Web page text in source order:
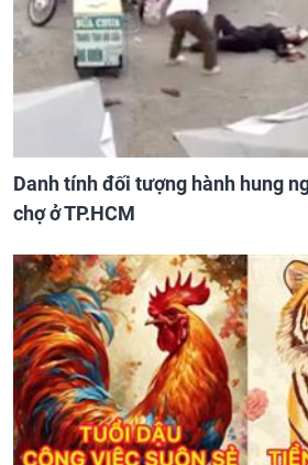
Danh tính đối tượng hành hung
chợ ở TP.HCM